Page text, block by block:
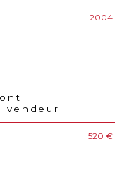
2004
vendeur
520 €